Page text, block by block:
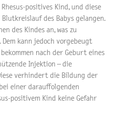
positives Kind, und diese
des Babys gelangen.
des Kindes an, was zu
kann jedoch vorgebeugt
nach der Geburt eines
Injektion – die
verhindert die Bildung der
einer darauffolgenden
positivem Kind keine Gefahr